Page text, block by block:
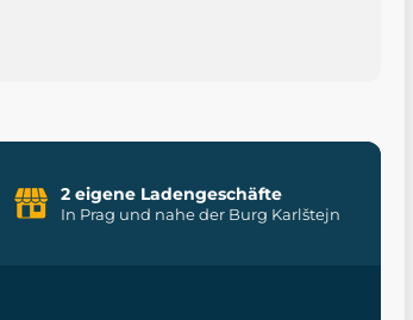
2 eigene Ladengeschäfte
In Prag und nahe der Burg Karlštejn